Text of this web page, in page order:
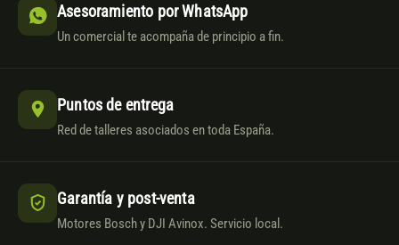
Asesoramiento por WhatsApp
Un comercial te acompaña de principio a fin.
Puntos de entrega
Red de talleres asociados en toda España.
Garantía y post-venta
Motores Bosch y DJI Avinox. Servicio local.